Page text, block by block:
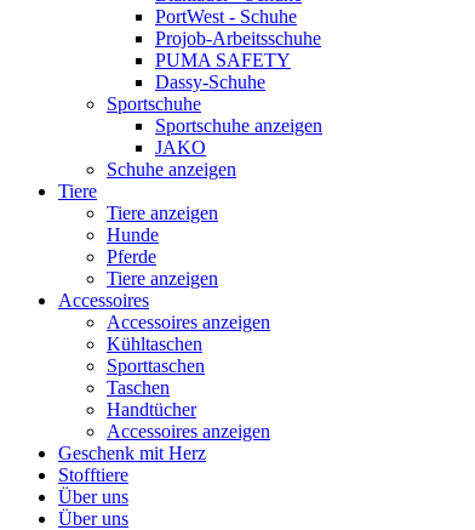
PortWest - Schuhe
Projob-Arbeitsschuhe
PUMA SAFETY
Dassy-Schuhe
Sportschuhe
Sportschuhe anzeigen
JAKO
Schuhe anzeigen
Tiere
Tiere anzeigen
Hunde
Pferde
Tiere anzeigen
Accessoires
Accessoires anzeigen
Kühltaschen
Sporttaschen
Taschen
Handtücher
Accessoires anzeigen
Geschenk mit Herz
Stofftiere
Über uns
Über uns